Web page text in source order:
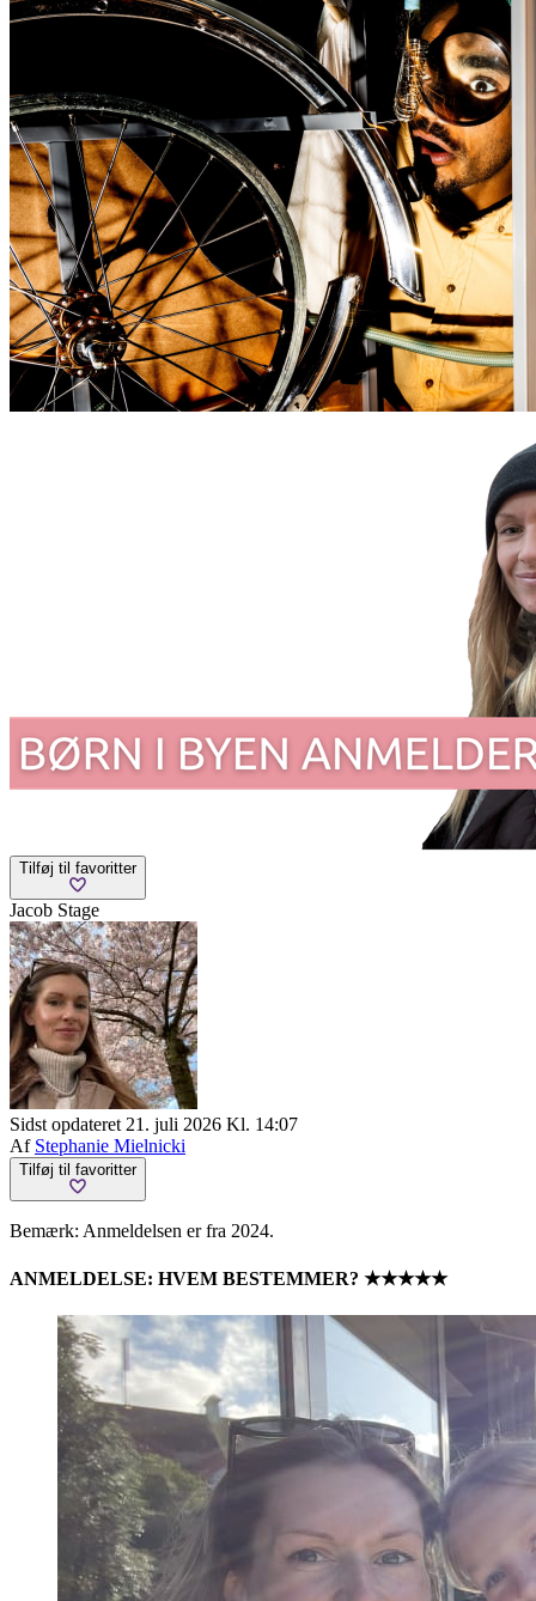
Tilføj til favoritter
Jacob Stage
Sidst opdateret 21. juli 2026 Kl. 14:07
Af Stephanie Mielnicki
Tilføj til favoritter
Bemærk: Anmeldelsen er fra 2024.
ANMELDELSE: HVEM BESTEMMER? ★★★★★